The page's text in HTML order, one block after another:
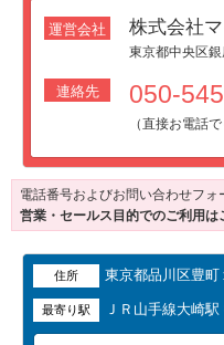
運営会社 株式会社
東京都中央区
連絡先 050-
（直接お電話
電話番号およびお問い合わせフォ
営業・セールス目的でのご利用は
住所 東京都品川区豊町
最寄り駅 ＪＲ山手線大崎